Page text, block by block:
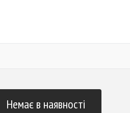
Немає в наявності